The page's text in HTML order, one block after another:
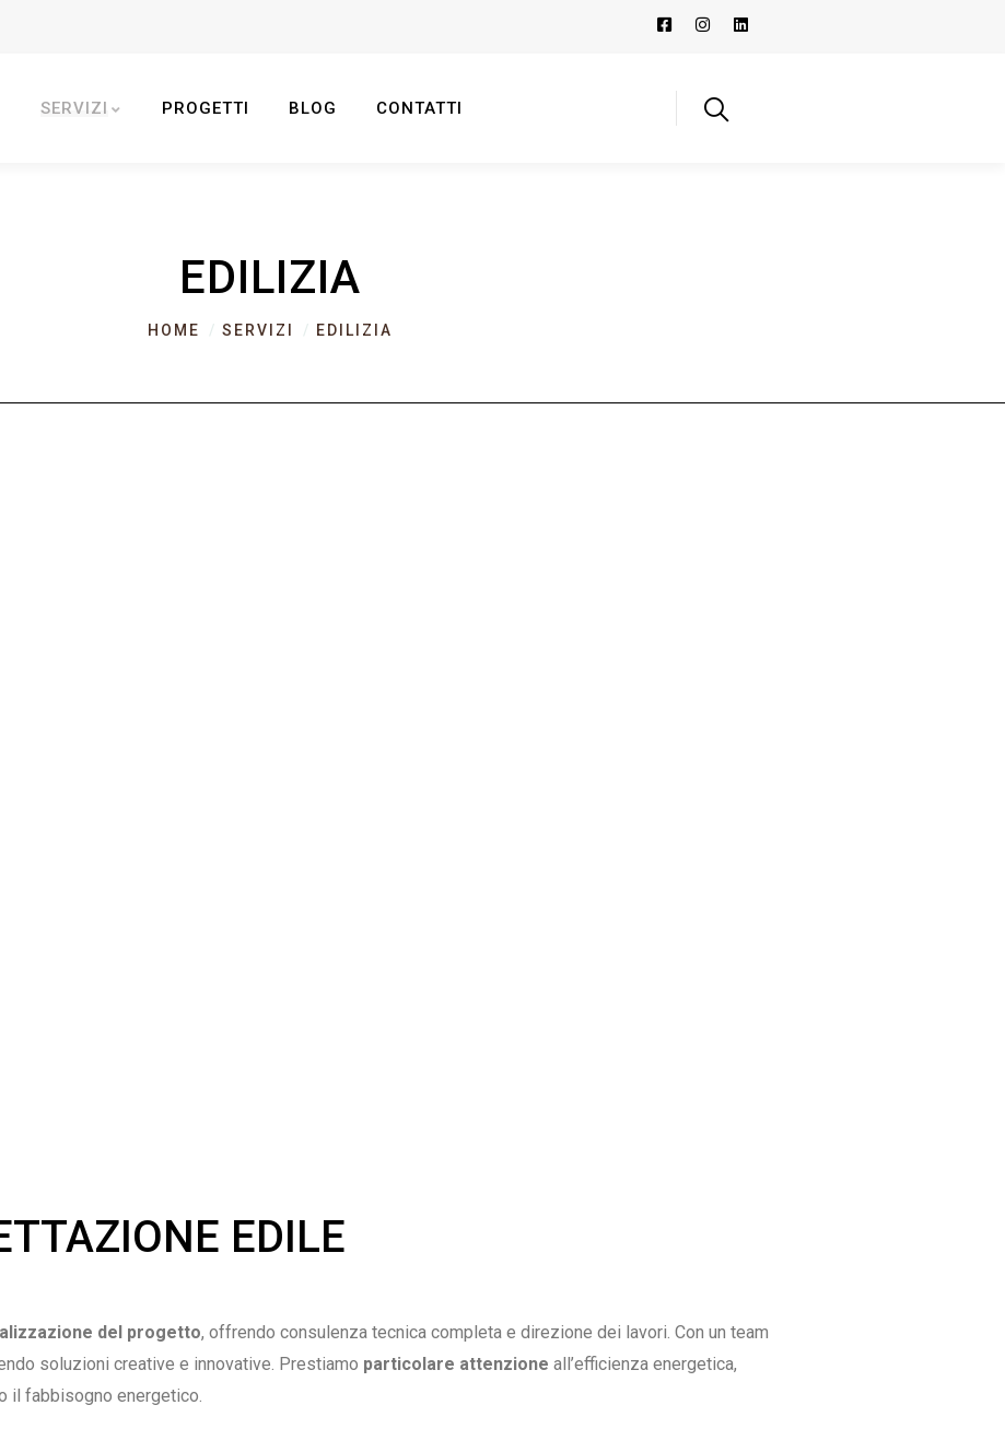
SERVIZI PROGETTI BLOG CONTATTI
EDILIZIA
HOME SERVIZI EDILIZIA
EDILE
del progetto, offrendo consulenza tecnica completa e direzione dei lavori. Con un team
soluzioni creative e innovative. Prestiamo particolare attenzione all’efficienza energetica,
il fabbisogno energetico.